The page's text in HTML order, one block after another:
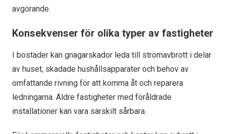
avgörande.
Konsekvenser för olika typer av fastigheter
I bostäder kan gnagarskador leda till strömavbrott i delar
av huset, skadade hushållsapparater och behov av
omfattande rivning för att komma åt och reparera
ledningarna. Äldre fastigheter med föråldrade
installationer kan vara särskilt sårbara.